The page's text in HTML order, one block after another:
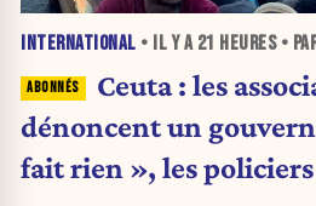
INTERNATIONAL • IL Y A 21 HEURES•
Ceuta : les
dénoncent un
fait rien », les